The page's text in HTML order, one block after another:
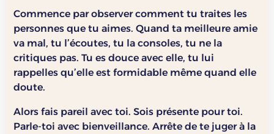
Commence par observer comment tu traites les
personnes que tu aimes. Quand ta meilleure amie
va mal, tu l’écoutes, tu la consoles, tu ne la
critiques pas. Tu es douce avec elle, tu lui
rappelles qu’elle est formidable même quand elle
doute.
Alors fais pareil avec toi. Sois présente pour toi.
Parle-toi avec bienveillance. Arrête de te juger à la